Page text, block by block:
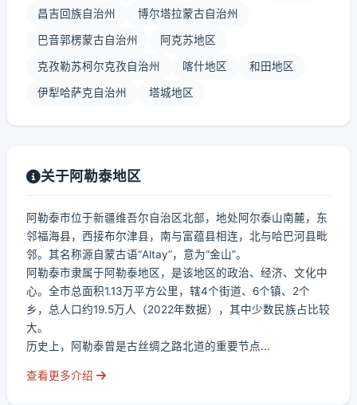
昌吉回族自治州 博尔塔拉蒙古自治州
巴音郭楞蒙古自治州 阿克苏地区
克孜勒苏柯尔克孜自治州 喀什地区 和田地区
伊犁哈萨克自治州 塔城地区
关于阿勒泰地区
阿勒泰市位于新疆维吾尔自治区北部，地处阿尔泰山南麓，东
邻福海县，西接布尔津县，南与富蕴县相连，北与哈巴河县毗
邻。其名称源自蒙古语“Altay”，意为“金山”。
阿勒泰市隶属于阿勒泰地区，是该地区的政治、经济、文化中
心。全市总面积1.13万平方公里，辖4个街道、6个镇、2个
乡，总人口约19.5万人（2022年数据），其中少数民族占比较
大。
历史上，阿勒泰曾是古丝绸之路北道的重要节点...
查看更多介绍